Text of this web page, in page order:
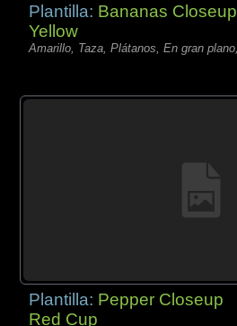
Plantilla: Bananas Closeup
Yellow
Amarillo, Taza, Plátanos, En gran plano,
Plantilla: Pepper Closeup
Red Cup